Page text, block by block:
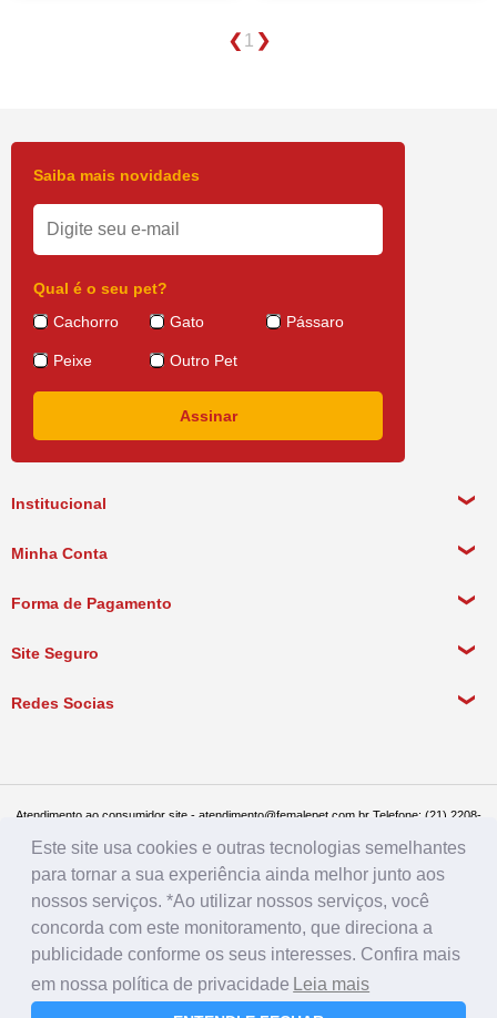
1
Institucional
Política de Pagamento
Política de Entrega
Minha Conta
Forma de Pagamento
Site Seguro
Redes Socias
Saiba mais novidades
Qual é o seu pet?
Cachorro
Gato Pássaro
Peixe Outro Pet
Atendimento ao consumidor site - atendimento@femalepet.com.br Telefone: (21) 2208-
Televendas: (21) 2268-7748 ou (21) 97045-2996 Seg a sex de 8:30h às 19h e Sábados
de 8:30h às 14:30h
Female Pet - CNPJ: 17.292.888.0001/86 - Rua Conde de Bonfim 482, loja A, Tijuca, Rio
de Janeiro - RJ - CEP: 20520-054
Este site usa cookies e outras tecnologias semelhantes
para tornar a sua experiência ainda melhor junto aos
nossos serviços. *Ao utilizar nossos serviços, você
concorda com este monitoramento, que direciona a
publicidade conforme os seus interesses. Confira mais
em nossa política de privacidade Leia mais